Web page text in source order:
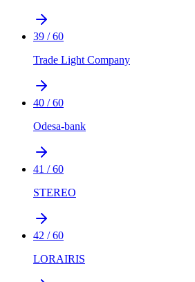
39 /60
Trade Light Company
40 /60
Odesa-bank
41 /60
STEREO
42 /60
LORAIRIS